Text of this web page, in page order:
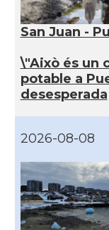
San Juan -
\"Això és un
potable a
desesperada
2026-08-08